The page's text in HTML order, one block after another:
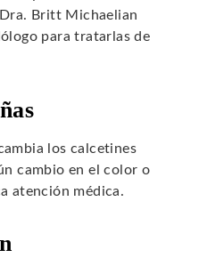
Britt Michaelian
para tratarlas de
los calcetines
cambio en el color o
atención médica.